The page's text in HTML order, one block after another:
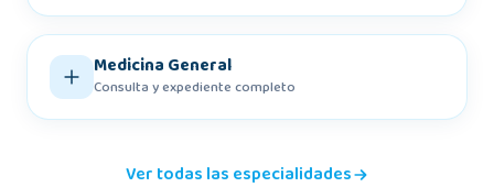
Medicina General
Consulta y expediente completo
Ver todas las especialidades